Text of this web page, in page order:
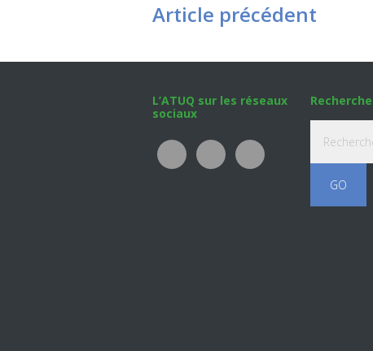
Article précédent
L’ATUQ sur les réseaux
sociaux